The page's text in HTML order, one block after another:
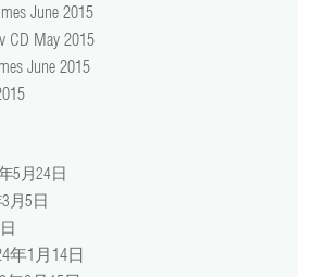
June 2015
CD May 2015
June 2015
5月24日
3月5日
年1月14日